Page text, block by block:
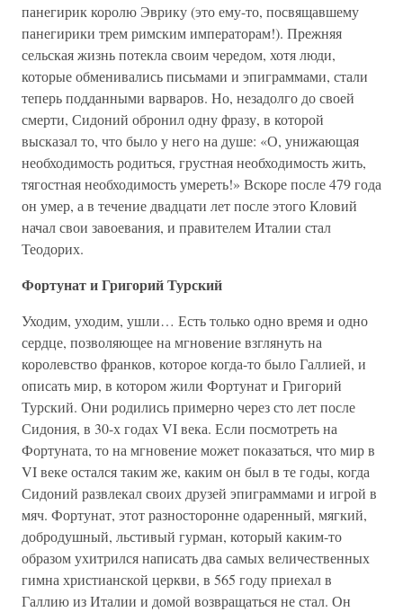
панегирик королю Эврику (это ему-то, посвящавшему
панегирики трем римским императорам!). Прежняя
сельская жизнь потекла своим чередом, хотя люди,
которые обменивались письмами и эпиграммами, стали
теперь подданными варваров. Но, незадолго до своей
смерти, Сидоний обронил одну фразу, в которой
высказал то, что было у него на душе: «О, унижающая
необходимость родиться, грустная необходимость жить,
тягостная необходимость умереть!» Вскоре после 479 года
он умер, а в течение двадцати лет после этого Кловий
начал свои завоевания, и правителем Италии стал
Теодорих.
Фортунат и Григорий Турский
Уходим, уходим, ушли… Есть только одно время и одно
сердце, позволяющее на мгновение взглянуть на
королевство франков, которое когда-то было Галлией, и
описать мир, в котором жили Фортунат и Григорий
Турский. Они родились примерно через сто лет после
Сидония, в 30-х годах VI века. Если посмотреть на
Фортуната, то на мгновение может показаться, что мир в
VI веке остался таким же, каким он был в те годы, когда
Сидоний развлекал своих друзей эпиграммами и игрой в
мяч. Фортунат, этот разносторонне одаренный, мягкий,
добродушный, льстивый гурман, который каким-то
образом ухитрился написать два самых величественных
гимна христианской церкви, в 565 году приехал в
Галлию из Италии и домой возвращаться не стал. Он